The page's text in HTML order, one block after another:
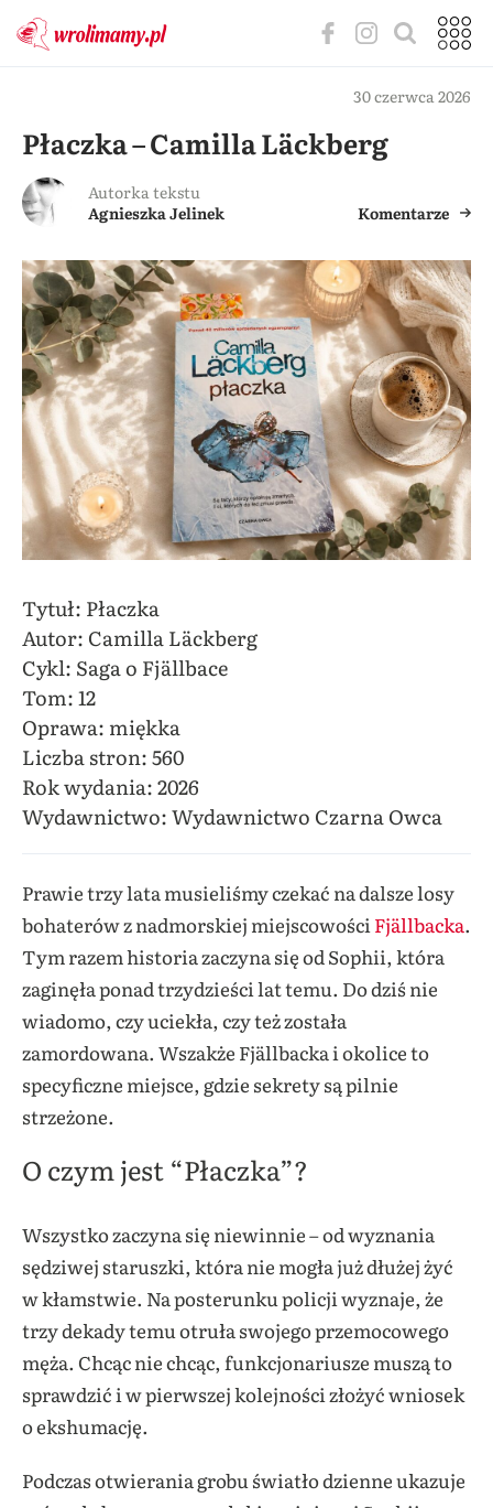
30 czerwca 2026
Płaczka – Camilla Läckberg
Autorka tekstu
Agnieszka Jelinek
Komentarze
Tytuł: Płaczka
Autor: Camilla Läckberg
Cykl: Saga o Fjällbace
Tom: 12
Oprawa: miękka
Liczba stron: 560
Rok wydania: 2026
Wydawnictwo: Wydawnictwo Czarna Owca
Prawie trzy lata musieliśmy czekać na dalsze losy
bohaterów z nadmorskiej miejscowościFjällbacka.
Tym razem historia zaczyna się od Sophii, która
zaginęła ponad trzydzieści lat temu. Do dziś nie
wiadomo, czy uciekła, czy też została
zamordowana. Wszakże Fjällbacka i okolice to
specyficzne miejsce, gdzie sekrety są pilnie
strzeżone.
O czym jest “Płaczka”?
Wszystko zaczyna się niewinnie – od wyznania
sędziwej staruszki, która nie mogła już dłużej żyć
w kłamstwie. Na posterunku policji wyznaje, że
trzy dekady temu otruła swojego przemocowego
męża. Chcąc nie chcąc, funkcjonariusze muszą to
sprawdzić i w pierwszej kolejności złożyć wniosek
o ekshumację.
Podczas otwierania grobu światło dzienne ukazuje